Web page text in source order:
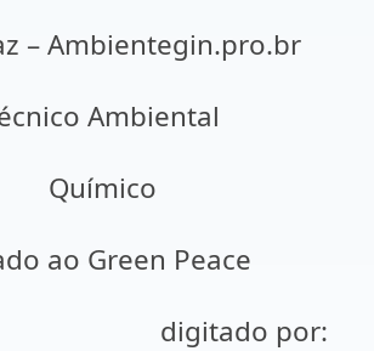
– Ambientegin.pro.br
Ambiental
Químico
ao Green Peace
digitado por: